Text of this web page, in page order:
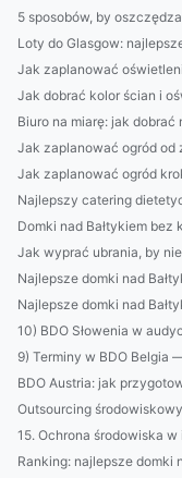
5 sposobów, by
Loty do Glasgow:
Jak zaplanować
Jak dobrać kolor ścian i
Biuro na miarę: jak dobrać
Jak zaplanować ogród od
Jak zaplanować ogród
Najlepszy catering
Domki nad Bałtykiem
Jak wyprać ubrania, by
Najlepsze domki nad
Najlepsze domki nad
10) BDO Słowenia w
9) Terminy w BDO Belgia
BDO Austria: jak
Outsourcing
15. Ochrona środowiska
Ranking: najlepsze domki